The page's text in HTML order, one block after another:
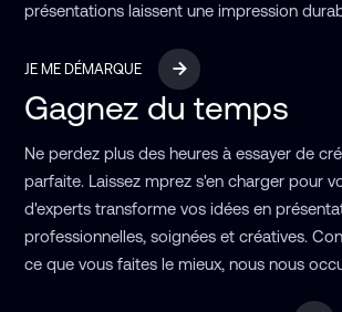
présentations laissent une impression
JE ME DÉMARQUE
Gagnez du temps
Ne perdez plus des heures à essayer de
parfaite. Laissez mprez s'en charger pour
d'experts transforme vos idées en
professionnelles, soignées et créatives.
ce que vous faites le mieux, nous nous